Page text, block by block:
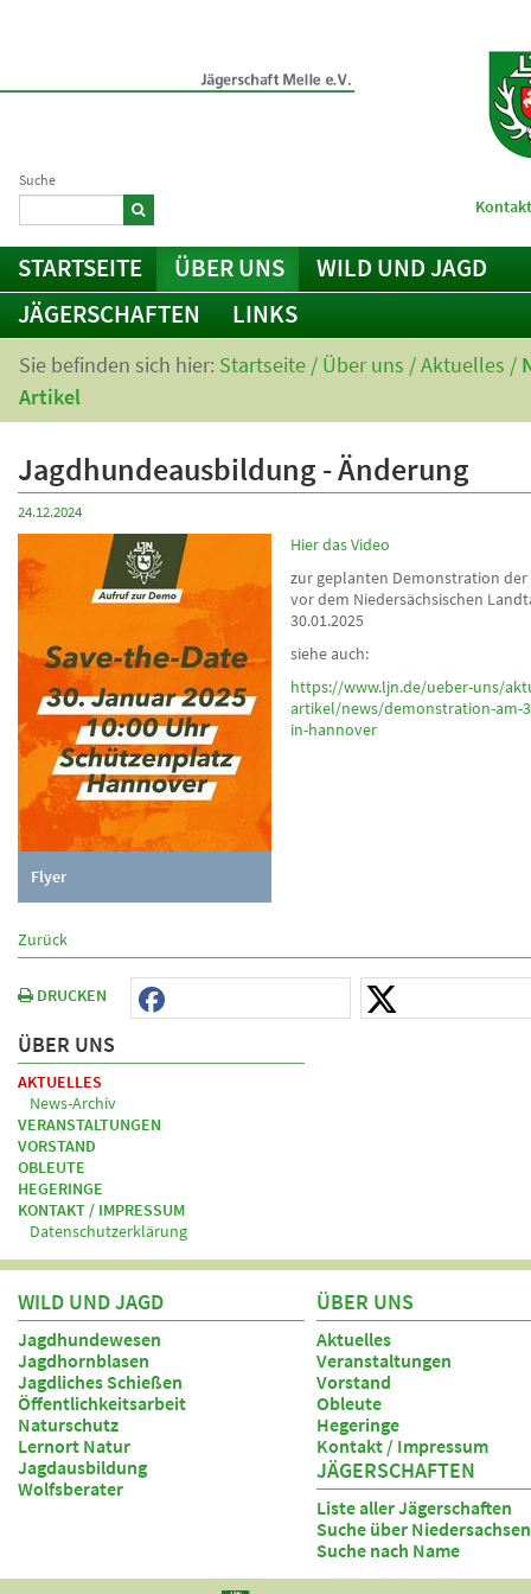
Suche
STARTSEITE ÜBER UNS
WILD UND JAGD
JÄGERSCHAFTEN
LINKS
Sie befinden sich hier: Startseite / Über uns /Aktuelles /
Artikel
Jagdhundeausbildung - Änderung
24.12.2024
Flyer
Hier das Video
zur geplanten Demonstration der
vor dem Niedersächsischen
30.01.2025
siehe auch:
https://www.ljn.de/ueber-uns/
artikel/news/demonstration-am-
in-hannover
Zurück
DRUCKEN
ÜBER UNS
AKTUELLES
News-Archiv
VERANSTALTUNGEN
VORSTAND
OBLEUTE
HEGERINGE
KONTAKT / IMPRESSUM
Datenschutzerklärung
WILD UND JAGD
Jagdhundewesen
Jagdhornblasen
Jagdliches Schießen
Öffentlichkeitsarbeit
Naturschutz
Lernort Natur
Jagdausbildung
Wolfsberater
ÜBER UNS
Aktuelles
Veranstaltungen
Vorstand
Obleute
Hegeringe
Kontakt / Impressum
JÄGERSCHAFTEN
Liste aller Jägerschaften
Suche über
Suche nach Name